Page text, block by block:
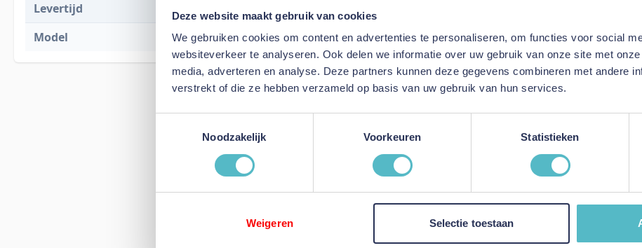
Deze website maakt gebruik van cookies
We gebruiken cookies om content en advertenties te personaliseren, om functies voor social
websiteverkeer te analyseren. Ook delen we informatie over uw gebruik van onze site met
media, adverteren en analyse. Deze partners kunnen deze gegevens combineren met andere
verstrekt of die ze hebben verzameld op basis van uw gebruik van hun services.
Noodzakelijk
Voorkeuren Statistieken
Weigeren Selectie toestaan
Levertijd
6 tot 8 weken
Model
Button
Samenvatting
Review
Review versturen
This form is protected by
Google Privacy Policyand
apply.